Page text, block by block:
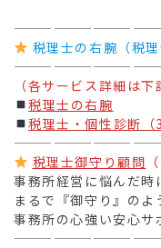
税理士の右腕（税
（各サービス詳細は
税理士の右腕
税理士・個性診断（
税理士御守り顧問
事務所経営に悩んだ時
まるで『御守り』のよ
事務所の心強い安心サ